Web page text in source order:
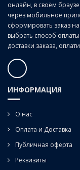
онлайн, в своём
через мобильное
сформировать заказ на
выбрать способ
доставки заказа,
ИНФОРМАЦИЯ
О нас
Оплата и Доставка
Публичная оферта
Реквизиты